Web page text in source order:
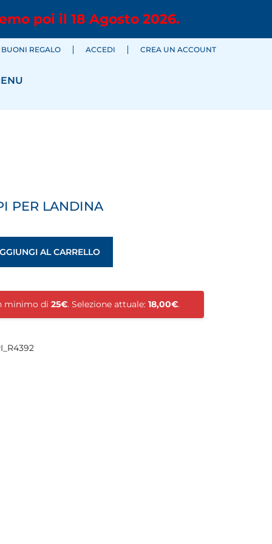
poi il 18 Agosto 2026.
BUONI REGALO ACCEDI CREA UN ACCOUNT
PER LANDINA
AL CARRELLO
minimo di 25€. Selezione attuale: 18,00€.